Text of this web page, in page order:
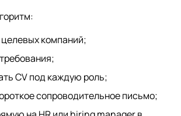
компаний;
CV под каждую роль;
сопроводительное письмо;